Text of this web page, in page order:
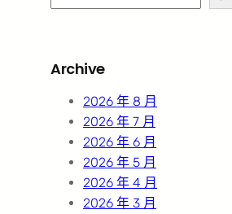
e
c
Archive
2026 年 8 月
2026 年 7 月
2026 年 6 月
2026 年 5 月
2026 年 4 月
2026 年 3 月